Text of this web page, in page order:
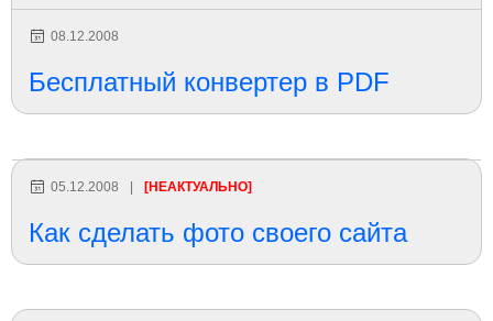
08.12.2008
Бесплатный конвертер в PDF
05.12.2008 [НЕАКТУАЛЬНО]
Как сделать фото своего сайта